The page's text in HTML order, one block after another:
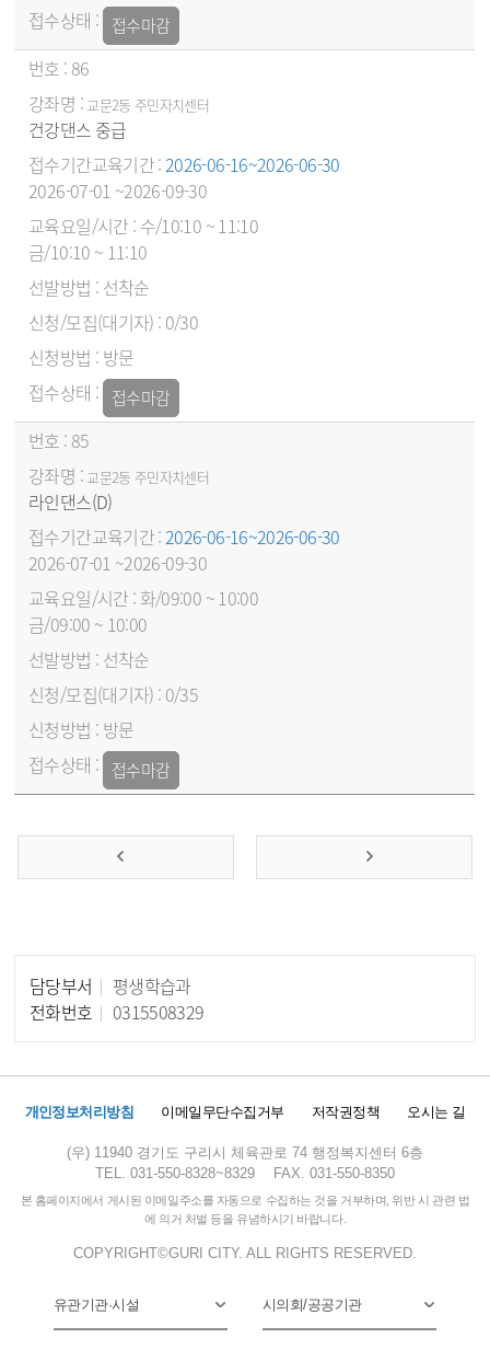
접수마감
86
교문2동 주민자치센터
건강댄스 중급
2026-06-16~2026-06-30
2026-07-01 ~2026-09-30
수/10:10 ~ 11:10
금/10:10 ~ 11:10
선착순
0/30
방문
접수마감
85
교문2동 주민자치센터
라인댄스(D)
2026-06-16~2026-06-30
2026-07-01 ~2026-09-30
화/09:00 ~ 10:00
금/09:00 ~ 10:00
선착순
0/35
방문
접수마감
담당부서
평생학습과
전화번호
0315508329
개인정보처리방침 이메일무단수집거부 저작권정책 오시는 길
(우) 11940 경기도 구리시 체육관로 74 행정복지센터 6층
TEL. 031-550-8328~8329
FAX. 031-550-8350
본 홈페이지에서 게시된 이메일주소를 자동으로 수집하는 것을 거부하며, 위반 시 관련 법
에 의거 처벌 등을 유념하시기 바랍니다.
COPYRIGHT©GURI CITY. ALL RIGHTS RESERVED.
유관기관·시설 시의회/공공기관